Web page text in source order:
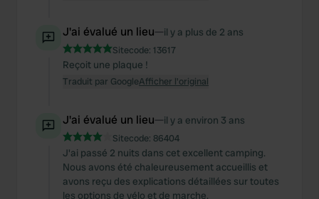
J'ai évalué un lieu—il y a plus de 2 ans
Sitecode: 13617
Reçoit une plaque !
Traduit par GoogleAfficher l'original
J'ai évalué un lieu—il y a environ 3 ans
Sitecode: 86404
J'ai passé 2 nuits dans cet excellent camping.
Nous avons été chaleureusement accueillis et
avons reçu des explications détaillées sur toutes
les options de vélo et de marche.